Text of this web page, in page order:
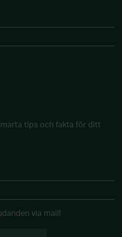
tips och fakta för ditt
via mail!